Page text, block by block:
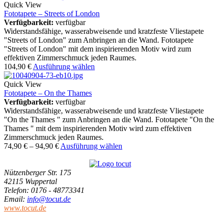
Quick View
Fototapete – Streets of London
Verfügbarkeit: verfügbar
Widerstandsfähige, wasserabweisende und kratzfeste Vliestapete
"Streets of London" zum Anbringen an die Wand. Fototapete
"Streets of London" mit dem inspirierenden Motiv wird zum
effektiven Zimmerschmuck jeden Raumes.
104,90 € Ausführung wählen
Quick View
Fototapete – On the Thames
Verfügbarkeit: verfügbar
Widerstandsfähige, wasserabweisende und kratzfeste Vliestapete
"On the Thames " zum Anbringen an die Wand. Fototapete "On the
Thames " mit dem inspirierenden Motiv wird zum effektiven
Zimmerschmuck jeden Raumes.
74,90 € – 94,90 € Ausführung wählen
Nützenberger Str. 175
42115 Wuppertal
Telefon: 0176 - 48773341
Email: info@tocut.de
www.tocut.de